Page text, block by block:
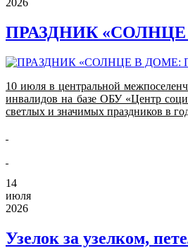
2026
ПРАЗДНИК
10 июля в центральной
инвалидов на базе ОБУ «Центр
светлых и значимых праздников в
14
июля
2026
Узелок за узелком,